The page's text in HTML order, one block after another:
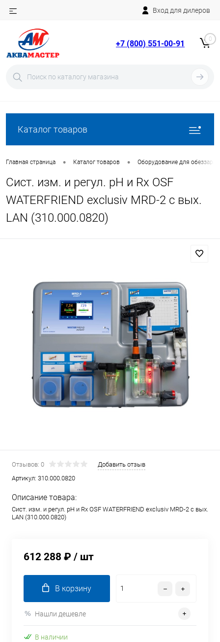
Вход для дилеров
+7 (800) 551-00-91 0
Каталог товаров
Главная страница • Каталог товаров • Оборудование для
Сист. изм. и регул. pH и Rx OSF
WATERFRIEND exclusiv MRD-2 с вых.
LAN (310.000.0820)
Отзывов: 0
Добавить отзыв
Артикул: 310.000.0820
Описание товара:
Сист. изм. и регул. pH и Rx OSF WATERFRIEND exclusiv MRD-2 с вых.
LAN (310.000.0820)
612 288 ₽ / шт
В корзину
Нашли дешевле
В наличии